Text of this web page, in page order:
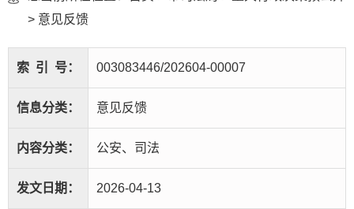
> 意见反馈
索 引 号： 003083446/202604-00007
信息分类： 意见反馈
内容分类： 公安、司法
发文日期： 2026-04-13